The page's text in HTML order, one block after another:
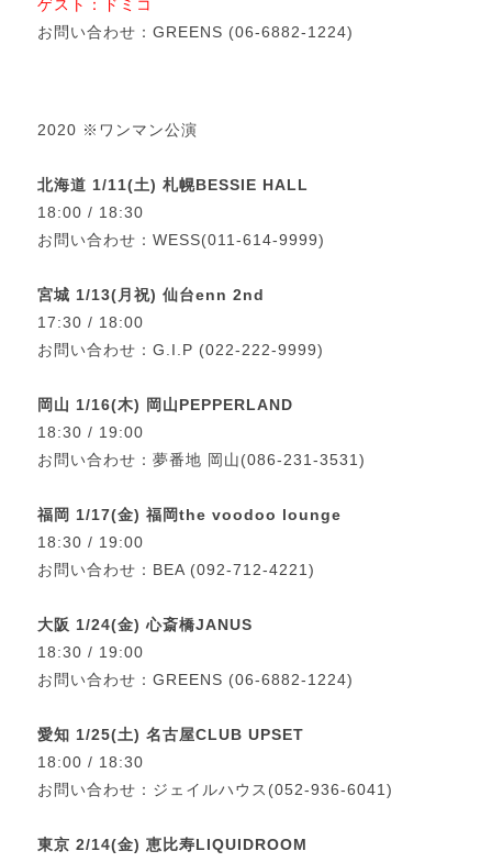
ゲスト：ドミコ
お問い合わせ：GREENS (06-6882-1224)
2020 ※ワンマン公演
北海道 1/11(土) 札幌BESSIE HALL
18:00 / 18:30
お問い合わせ：WESS(011-614-9999)
宮城 1/13(月祝) 仙台enn 2nd
17:30 / 18:00
お問い合わせ：G.I.P (022-222-9999)
岡山 1/16(木) 岡山PEPPERLAND
18:30 / 19:00
お問い合わせ：夢番地 岡山(086-231-3531)
福岡 1/17(金) 福岡the voodoo lounge
18:30 / 19:00
お問い合わせ：BEA (092-712-4221)
大阪 1/24(金) 心斎橋JANUS
18:30 / 19:00
お問い合わせ：GREENS (06-6882-1224)
愛知 1/25(土) 名古屋CLUB UPSET
18:00 / 18:30
お問い合わせ：ジェイルハウス(052-936-6041)
東京 2/14(金) 恵比寿LIQUIDROOM